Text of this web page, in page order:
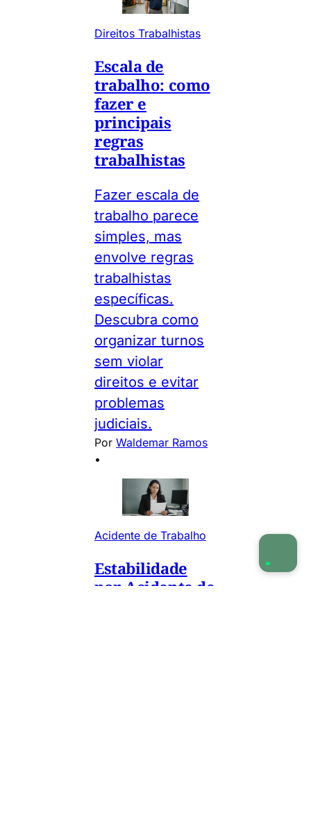
Direitos Trabalhistas
Escala de
trabalho: como
fazer e
principais
regras
trabalhistas
Fazer escala de
trabalho parece
simples, mas
envolve regras
trabalhistas
específicas.
Descubra como
organizar turnos
sem violar
direitos e evitar
problemas
judiciais.
Por Waldemar Ramos
•
Acidente de Trabalho
Estabilidade
por Acidente de